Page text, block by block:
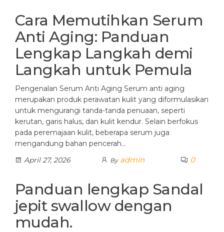
Cara Memutihkan Serum
Anti Aging: Panduan
Lengkap Langkah demi
Langkah untuk Pemula
Pengenalan Serum Anti Aging Serum anti aging
merupakan produk perawatan kulit yang diformulasikan
untuk mengurangi tanda-tanda penuaan, seperti
kerutan, garis halus, dan kulit kendur. Selain berfokus
pada peremajaan kulit, beberapa serum juga
mengandung bahan pencerah…
April 27, 2026
By admin 0
Panduan lengkap Sandal
jepit swallow dengan
mudah.